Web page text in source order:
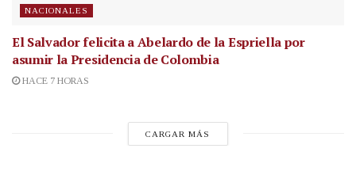
NACIONALES
El Salvador felicita a Abelardo de la Espriella por
asumir la Presidencia de Colombia
HACE 7 HORAS
CARGAR MÁS